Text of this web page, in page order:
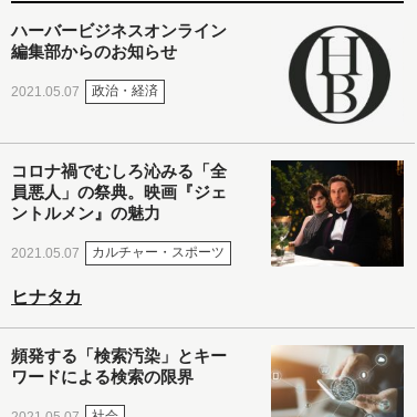
ハーバービジネスオンライン
編集部からのお知らせ
2021.05.07 政治・経済
コロナ禍でむしろ沁みる「全
員悪人」の祭典。映画『ジェ
ントルメン』の魅力
2021.05.07 カルチャー・スポーツ
ヒナタカ
頻発する「検索汚染」とキー
ワードによる検索の限界